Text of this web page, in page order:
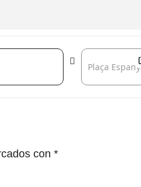
Destination
con *